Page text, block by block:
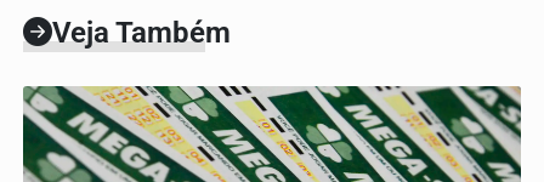
Veja Também